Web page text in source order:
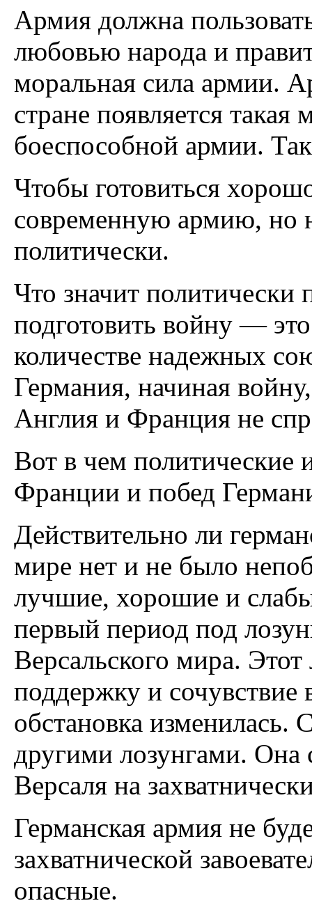
Армия должна
любовью народа и
моральная сила армии.
стране появляется
боеспособной армии.
Чтобы готовиться
современную армию, но
политически.
Что значит политически
подготовить войну —
количестве надежных
Германия, начиная
Англия и Франция не
Вот в чем
Франции и побед
Действительно ли
мире нет и не было
лучшие, хорошие и
первый период под
Версальского мира.
поддержку и
обстановка изменилась.
другими лозунгами. Она
Версаля на
Германская армия не
захватнической
опасные.